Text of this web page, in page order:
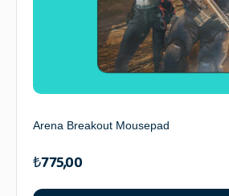
Arena Breakout Mousepad
₺775,00